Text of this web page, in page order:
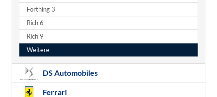
Forthing 3
Rich 6
Rich 9
Weitere
DS Automobiles
Ferrari